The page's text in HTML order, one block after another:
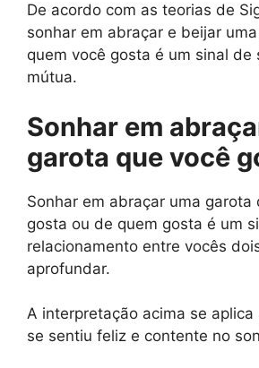
De acordo com as teorias de
sonhar em abraçar e beijar
quem você gosta é um sinal de
mútua.
Sonhar em
garota que você
Sonhar em abraçar uma garota
gosta ou de quem gosta é um
relacionamento entre vocês
aprofundar.
A interpretação acima se aplica
se sentiu feliz e contente no